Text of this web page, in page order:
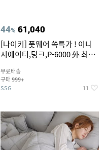
44% 61,040
[나이키] 풋웨어 쓱특가 ! 이니
시에이터,덩크,P-6000 外 최대
무료배송
구매 999+
SSG 11